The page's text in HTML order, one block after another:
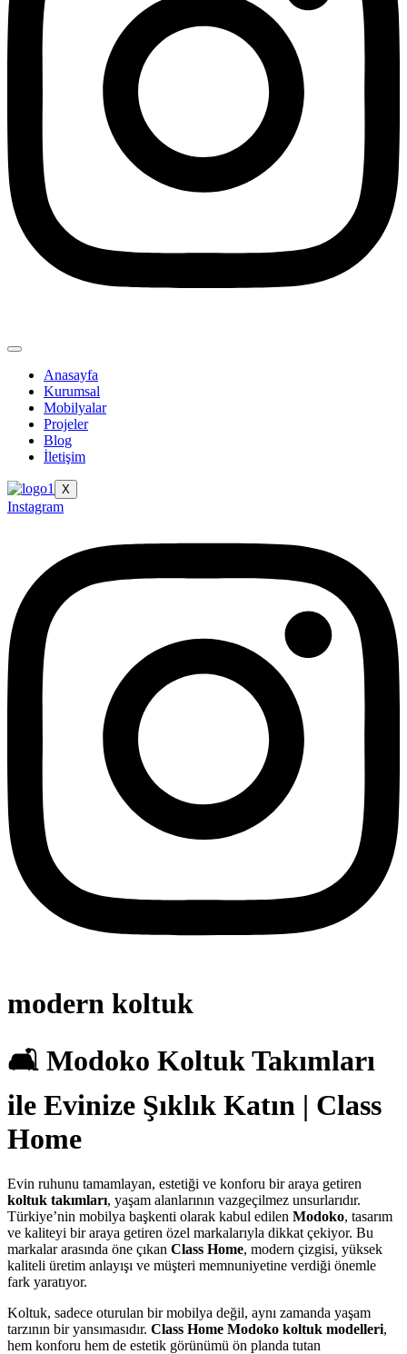
Anasayfa
Kurumsal
Mobilyalar
Projeler
Blog
İletişim
X
Instagram
modern koltuk
🛋️ Modoko Koltuk Takımları
ile Evinize Şıklık Katın | Class
Home
Evin ruhunu tamamlayan, estetiği ve konforu bir araya getiren
koltuk takımları, yaşam alanlarının vazgeçilmez unsurlarıdır.
Türkiye’nin mobilya başkenti olarak kabul edilen Modoko, tasarım
ve kaliteyi bir araya getiren özel markalarıyla dikkat çekiyor. Bu
markalar arasında öne çıkan Class Home, modern çizgisi, yüksek
kaliteli üretim anlayışı ve müşteri memnuniyetine verdiği önemle
fark yaratıyor.
Koltuk, sadece oturulan bir mobilya değil, aynı zamanda yaşam
tarzının bir yansımasıdır. Class Home Modoko koltuk modelleri,
hem konforu hem de estetik görünümü ön planda tutan